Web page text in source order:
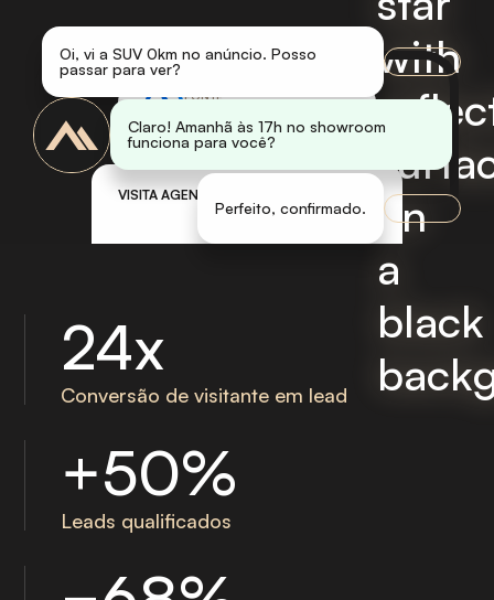
Oi, vi a SUV 0km no anúncio. Posso
passar para ver?
Claro! Amanhã às 17h no showroom
funciona para você?
Perfeito, confirmado.
FONTE
VISITA AGENDADA
24x
Conversão de visitante em lead
+50%
Leads qualificados